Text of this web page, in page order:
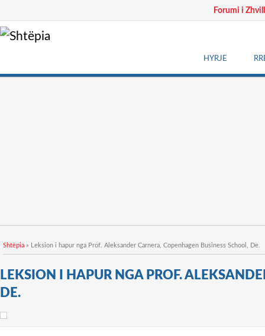
Forumi i
HYRJE
Gjëndeni këtu
Shtëpia » Leksion i hapur nga Prof. Aleksander Carnera, Copenhagen Business School, De.
LEKSION I HAPUR NGA PROF.
DE.